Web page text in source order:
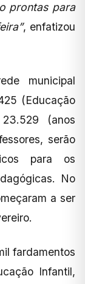
prontas para
, enfatizou
municipal
(Educação
(anos
serão
para os
No
a ser
fardamentos
Infantil,